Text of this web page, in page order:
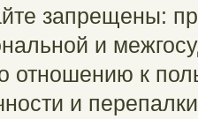
запрещены:
и
отношению к
и